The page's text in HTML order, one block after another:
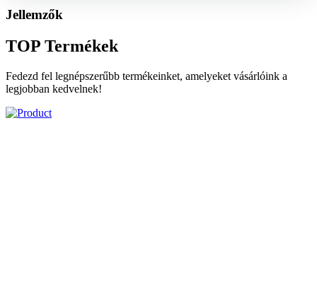
Jellemzők
TOP Termékek
Fedezd fel legnépszerűbb termékeinket, amelyeket vásárlóink a
legjobban kedvelnek!